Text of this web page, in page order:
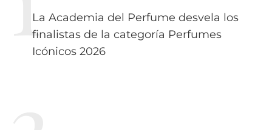
La Academia del Perfume desvela los
finalistas de la categoría Perfumes
Icónicos 2026